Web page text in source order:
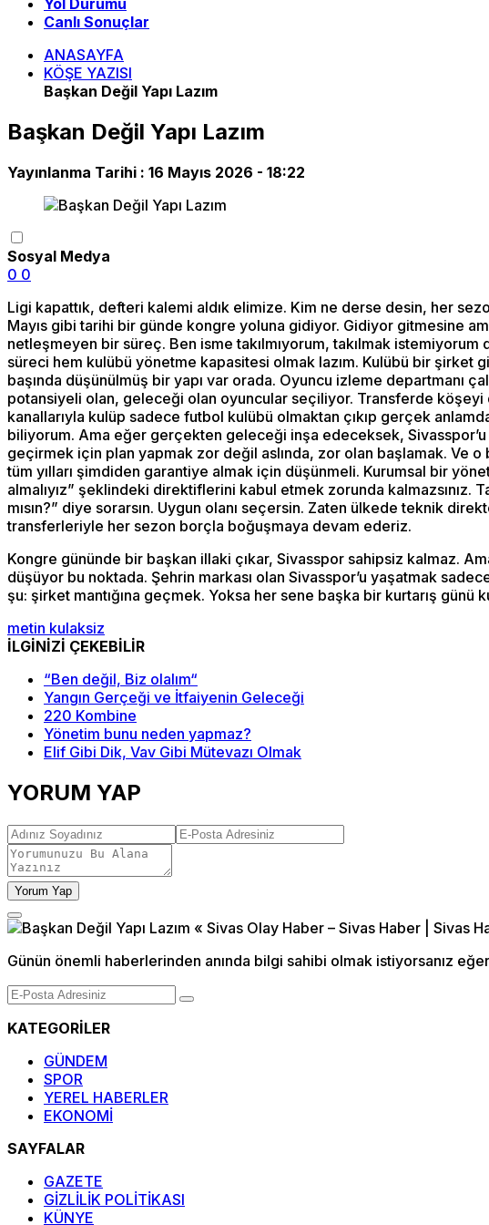
Yol Durumu
Canlı Sonuçlar
ANASAYFA
KÖŞE YAZISI
Başkan Değil Yapı Lazım
Başkan Değil Yapı Lazım
Yayınlanma Tarihi : 16 Mayıs 2026 - 18:22
Sosyal Medya
0 0
Ligi kapattık, defteri kalemi aldık elimize. Kim ne derse desin, her
Mayıs gibi tarihi bir günde kongre yoluna gidiyor. Gidiyor gitmesine
netleşmeyen bir süreç. Ben isme takılmıyorum, takılmak
süreci hem kulübü yönetme kapasitesi olmak lazım. Kulübü bir şirket
başında düşünülmüş bir yapı var orada. Oyuncu izleme departmanı
potansiyeli olan, geleceği olan oyuncular seçiliyor. Transferde
kanallarıyla kulüp sadece futbol kulübü olmaktan çıkıp gerçek
biliyorum. Ama eğer gerçekten geleceği inşa edeceksek,
geçirmek için plan yapmak zor değil aslında, zor olan başlamak. Ve
tüm yılları şimdiden garantiye almak için düşünmeli. Kurumsal bir
almalıyız” şeklindeki direktiflerini kabul etmek zorunda
mısın?” diye sorarsın. Uygun olanı seçersin. Zaten ülkede teknik
transferleriyle her sezon borçla boğuşmaya devam ederiz.
Kongre gününde bir başkan illaki çıkar, Sivasspor sahipsiz kalmaz.
düşüyor bu noktada. Şehrin markası olan Sivasspor’u yaşatmak
şu: şirket mantığına geçmek. Yoksa her sene başka bir kurtarış
metin kulaksiz
İLGİNİZİ ÇEKEBİLİR
“Ben değil, Biz olalım“
Yangın Gerçeği ve İtfaiyenin Geleceği
220 Kombine
Yönetim bunu neden yapmaz?
Elif Gibi Dik, Vav Gibi Mütevazı Olmak
YORUM YAP
Yorum Yap
Günün önemli haberlerinden anında bilgi sahibi olmak istiyorsanız
KATEGORİLER
GÜNDEM
SPOR
YEREL HABERLER
EKONOMİ
SAYFALAR
GAZETE
GİZLİLİK POLİTİKASI
KÜNYE